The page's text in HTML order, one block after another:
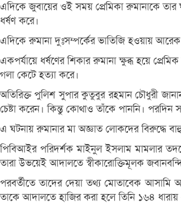
এদিকে জুবায়ের ওই সময় প্রেমিকা রুমানাকে তার
ধর্ষণ করে।
এদিকে রুমানা দুঃসম্পর্কের ভাতিজি হওয়ায়
একপর্যায়ে ধর্ষণের শিকার রুমানা ক্ষুব্ধ হয়ে
গলা কেটে হত্যা করে।
অতিরিক্ত পুলিশ সুপার কুতুবুর রহমান চৌধুরী
চেষ্টা করেন। কিন্তু কোথাও তাঁকে পাননি।
এ ঘটনায় রুমানার মা অজ্ঞাত লোকদের বিরুদ্ধে
পিবিআইর পরিদর্শক মাইনুল ইসলাম মামলার
তারা উভয়েই আদালতে স্বীকারোক্তিমূলক
পরবর্তীতে তাদের দেয়া তথ্য মোতাবেক
তাকে আদালতে হাজির করা হলে তিনি ১৬৪ ধারায়